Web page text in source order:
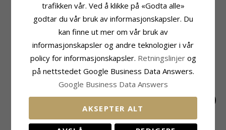
Overflate:Blank
Leveringstid: Ca. 5-10 Hverdager
MEST POPULÆRE PRODUKTER I
KATEGORIEN
15 mm margeritt
16 mm hjerte
15 mm Siersbøl
trafikken vår. Ved å klikke på «Godta alle»
godtar du vår bruk av informasjonskapsler. Du
kan finne ut mer om vår bruk av
informasjonskapsler og andre teknologier i vår
policy for informasjonskapsler. Retningslinjer og
på nettstedet Google Business Data Answers.
Google Business Data Answers
AKSEPTER ALT